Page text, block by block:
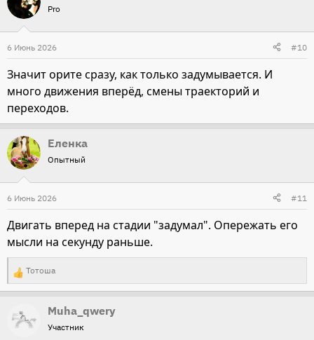
Pro
6 Июнь 2026 #10
Значит орите сразу, как только задумывается. И
много движения вперёд, смены траекторий и
переходов.
Еленка
Опытный
6 Июнь 2026 #11
Двигать вперед на стадии "задумал". Опережать его
мысли на секунду раньше.
Р
е
а
к
Тотоша
Muha_qwery
Участник